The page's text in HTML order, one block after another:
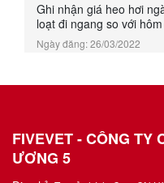
Ghi nhận giá heo hơi
loạt đi ngang so với
mua trong khoảng
Ngày đăng: 26/03/2022
FIVEVET - CÔNG TY
ƯƠNG 5